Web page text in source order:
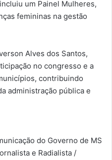
um Painel Mulheres,
femininas na gestão
Alves dos Santos,
no congresso e a
contribuindo
administração pública e
do Governo de MS
e Radialista /